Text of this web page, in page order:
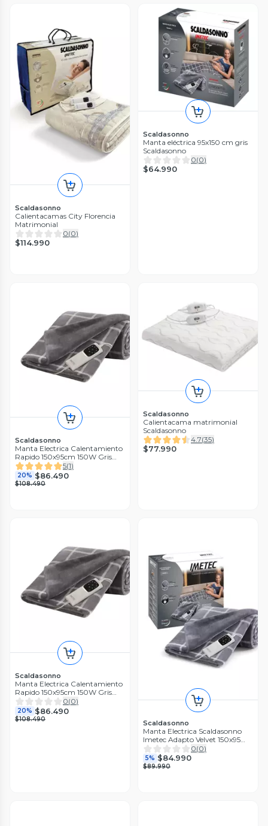
Scaldasonno
Calientacamas City Florencia
Matrimonial
0(0)
$114.990
Scaldasonno
Manta eléctrica 95x150 cm gris
Scaldasonno
0(0)
$64.990
Scaldasonno
Manta Electrica Calentamiento
Rapido 150x95cm 150W Gris
Cuadrille
5(1)
20% $86.490
$108.490
Scaldasonno
Calientacama matrimonial
Scaldasonno
4.7(35)
$77.990
Scaldasonno
Manta Electrica Calentamiento
Rapido 150x95cm 150W Gris
Cuadrille
0(0)
20% $86.490
$108.490 Scaldasonno
Manta Electrica Scaldasonno
Imetec Adapto Velvet 150x95
Cm
0(0)
5% $84.990
$89.990